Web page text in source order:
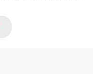
thông, hoàn thiện
môn và hệ thống